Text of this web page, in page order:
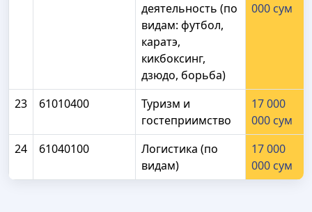
деятельность (по
видам: футбол,
каратэ,
кикбоксинг,
дзюдо, борьба)
000 сум
23 61010400
Туризм и
гостеприимство
17 000
000 сум
24
61040100
Логистика (по
видам)
17 000
000 сум